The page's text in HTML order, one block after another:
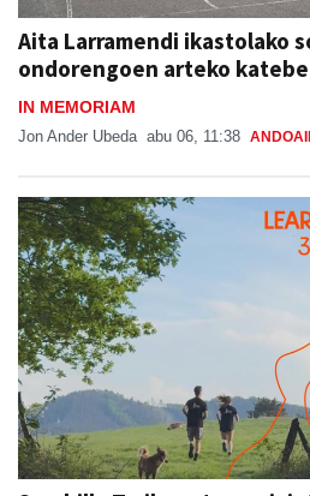
Aita Larramendi ikastolako
ondorengoen arteko
IN MEMORIAM
Jon Ander Ubeda abu 06, 11:38